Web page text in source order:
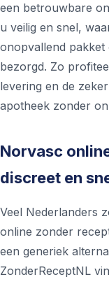
een betrouwbare
u veilig en snel,
onopvallend
bezorgd. Zo
levering en de
apotheek zonder
Norvasc
discreet en
Veel Nederlanders
online zonder
een generiek
ZonderReceptNL